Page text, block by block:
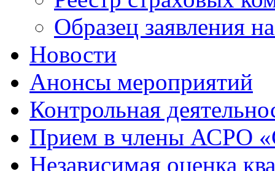
Образец заявления
Новости
Анонсы мероприятий
Контрольная
Прием в члены АСРО
Независимая оценка